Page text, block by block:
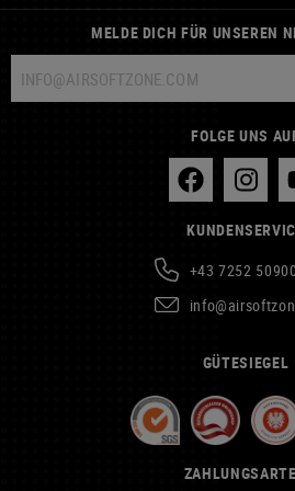
MELDE DICH FÜR UNSEREN
FOLGE UNS
+43 7252 50900
GÜTESIEGEL